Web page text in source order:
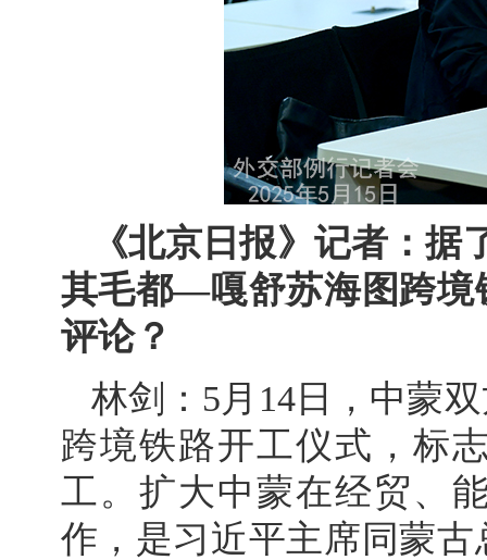
《北京日报》记者：
其毛都—嘎舒苏海图跨境
评论？
林剑：5月14日，中蒙
跨境铁路开工仪式，标
工。扩大中蒙在经贸、
作，是习近平主席同蒙